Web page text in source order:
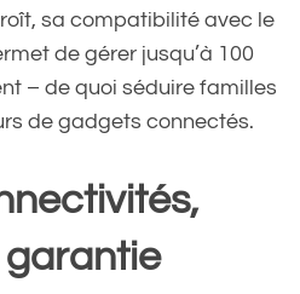
sa compatibilité avec le
de gérer jusqu’à 100
– de quoi séduire familles
de gadgets connectés.